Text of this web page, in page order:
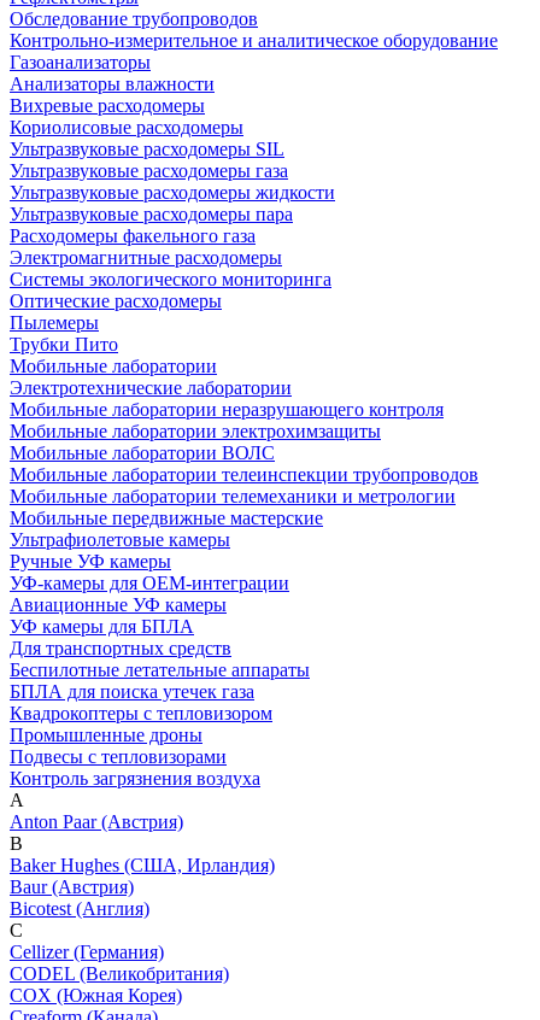
Обследование трубопроводов
Контрольно-измерительное и аналитическое оборудование
Газоанализаторы
Анализаторы влажности
Вихревые расходомеры
Кориолисовые расходомеры
Ультразвуковые расходомеры SIL
Ультразвуковые расходомеры газа
Ультразвуковые расходомеры жидкости
Ультразвуковые расходомеры пара
Расходомеры факельного газа
Электромагнитные расходомеры
Системы экологического мониторинга
Оптические расходомеры
Пылемеры
Трубки Пито
Мобильные лаборатории
Электротехнические лаборатории
Мобильные лаборатории неразрушающего контроля
Мобильные лаборатории электрохимзащиты
Мобильные лаборатории ВОЛС
Мобильные лаборатории телеинспекции трубопроводов
Мобильные лаборатории телемеханики и метрологии
Мобильные передвижные мастерские
Ультрафиолетовые камеры
Ручные УФ камеры
УФ-камеры для OEM-интеграции
Авиационные УФ камеры
УФ камеры для БПЛА
Для транспортных средств
Беспилотные летательные аппараты
БПЛА для поиска утечек газа
Квадрокоптеры с тепловизором
Промышленные дроны
Подвесы с тепловизорами
Контроль загрязнения воздуха
A
Anton Paar (Австрия)
B
Baker Hughes (США, Ирландия)
Baur (Австрия)
Bicotest (Англия)
C
Cellizer (Германия)
CODEL (Великобритания)
COX (Южная Корея)